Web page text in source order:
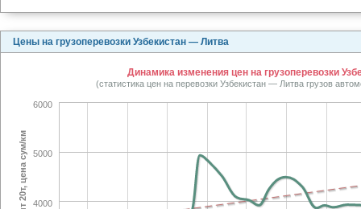
Цены на грузоперевозки Узбекистан — Литва
Динамика изменения цен на грузоперевозки
(статистика цен на перевозки Узбекистан — Литва грузов
4000
5000
6000
тент 20т, цена сум/км